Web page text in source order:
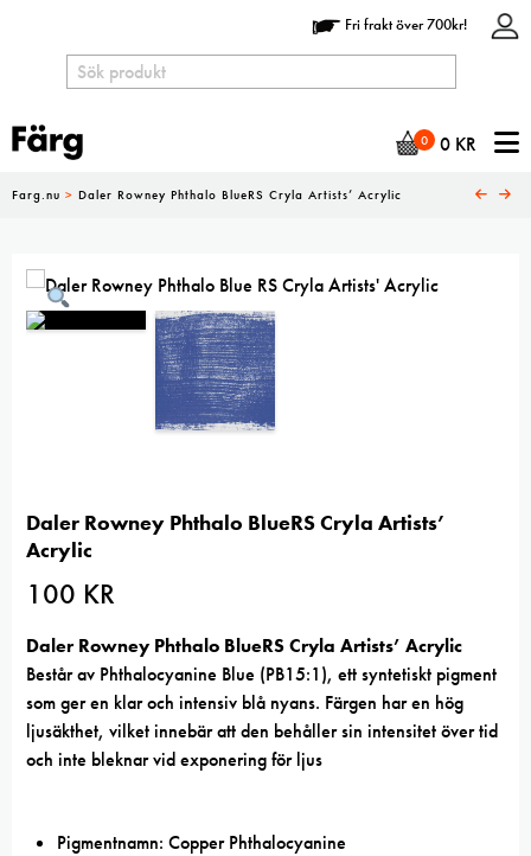
Fri frakt över 700kr!
0 0 KR
Farg.nu > Daler Rowney Phthalo BlueRS Cryla Artists’ Acrylic
Daler Rowney Phthalo BlueRS Cryla Artists’
Acrylic
100 KR
Daler Rowney Phthalo BlueRS Cryla Artists’ Acrylic
Består av Phthalocyanine Blue (PB15:1), ett syntetiskt pigment
som ger en klar och intensiv blå nyans. Färgen har en hög
ljusäkthet, vilket innebär att den behåller sin intensitet över tid
och inte bleknar vid exponering för ljus
Pigmentnamn: Copper Phthalocyanine